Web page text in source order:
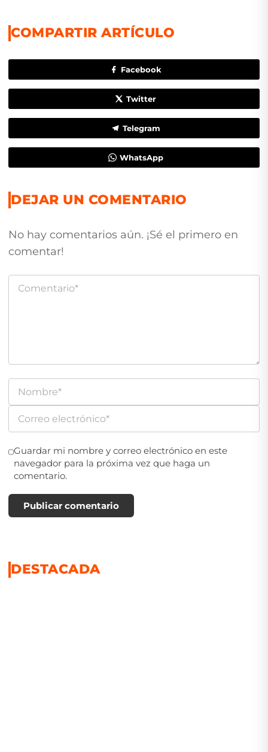
COMPARTIR ARTÍCULO
Facebook
Twitter
Telegram
WhatsApp
DEJAR UN COMENTARIO
No hay comentarios aún. ¡Sé el primero en
comentar!
Guardar mi nombre y correo electrónico en este
navegador para la próxima vez que haga un
comentario.
Publicar comentario
DESTACADA